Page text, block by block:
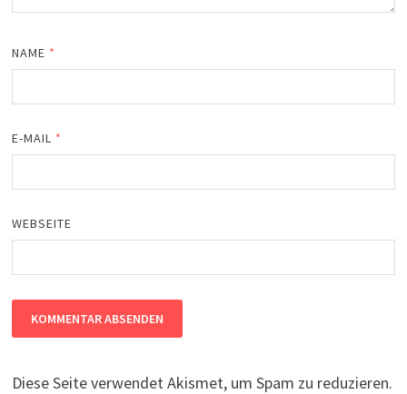
NAME *
E-MAIL *
WEBSEITE
Diese Seite verwendet Akismet, um Spam zu reduzieren.